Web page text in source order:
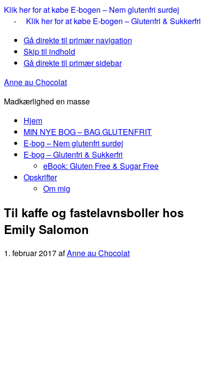
Klik her for at købe E-bogen – Nem glutenfri surdej
- Klik her for at købe E-bogen – Glutenfri & Sukkerfri
Gå direkte til primær navigation
Skip til indhold
Gå direkte til primær sidebar
Anne au Chocolat
Madkærlighed en masse
Hjem
MIN NYE BOG – BAG GLUTENFRIT
E-bog – Nem glutenfri surdej
E-bog – Glutenfri & Sukkerfri
eBook: Gluten Free & Sugar Free
Opskrifter
Om mig
Til kaffe og fastelavnsboller hos
Emily Salomon
1. februar 2017afAnne au Chocolat